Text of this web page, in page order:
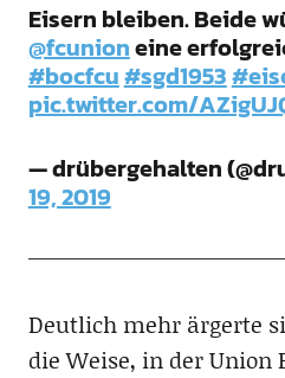
Eisern bleiben. Beide
@fcunioneine
#bocfcu#sgd1953
pic.twitter.com/
— drübergehalten
19, 2019
Deutlich mehr ärgerte
die Weise, in der Union